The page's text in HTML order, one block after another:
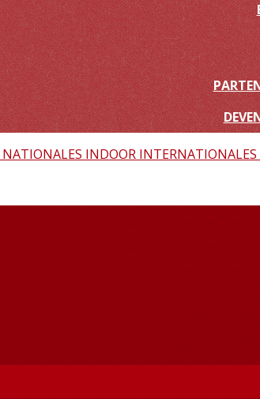
NATIONALES INDOOR INTERNATIONALES